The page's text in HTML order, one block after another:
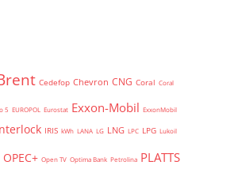
Cedefop Chevron CNG Coral Coral
5 EUROPOL Eurostat Exxon-Mobil ExxonMobil
IRIS kWh LANA LG LNG LPC LPG Lukoil
OPEC+ Open TV Optima Bank Petrolina PLATTS